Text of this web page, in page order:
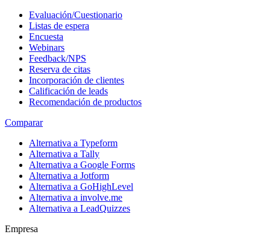
Evaluación/Cuestionario
Listas de espera
Encuesta
Webinars
Feedback/NPS
Reserva de citas
Incorporación de clientes
Calificación de leads
Recomendación de productos
Comparar
Alternativa a Typeform
Alternativa a Tally
Alternativa a Google Forms
Alternativa a Jotform
Alternativa a GoHighLevel
Alternativa a involve.me
Alternativa a LeadQuizzes
Empresa